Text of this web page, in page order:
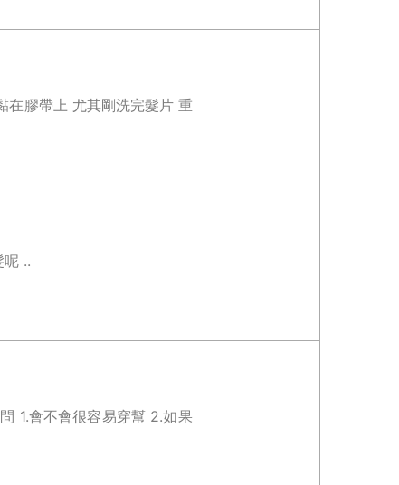
完髮片 重
..
1.會不會很容易穿幫 2.如果